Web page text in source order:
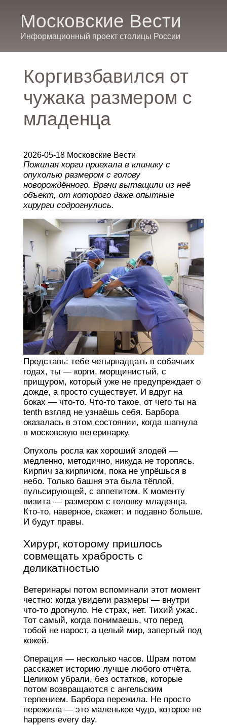
Московские Вести
Информационный проект столицы России
Коргивзбавился от
чужака размером с
младенца
2026-05-18 Московские Вести
Пожилая корги приехала в клинику с
опухолью размером с голову
новорождённого. Врачи вытащили из неё
объект, от которого даже опытные
хирурги содрогнулись.
Представь: тебе четырнадцать в собачьих
годах, ты — корги, морщинистый, с
прищуром, который уже не предупреждает о
дожде, а просто существует. И вдруг на
боках — что-то. Что-то такое, от чего ты на
tenth взгляд не узнаёшь себя. Барбора
оказалась в этом состоянии, когда шагнула
в московскую ветеринарку.
Опухоль росла как хороший злодей —
медленно, методично, никуда не торопясь.
Кирпич за кирпичом, пока не упрёшься в
небо. Только башня эта была тёплой,
пульсирующей, с аппетитом. К моменту
визита — размером с головку младенца.
Кто-то, наверное, скажет: и подавно больше.
И будут правы.
Хирург, которому пришлось
совмещать храбрость с
деликатностью
Ветеринары потом вспоминали этот момент
честно: когда увидели размеры — внутри
что-то дрогнуло. Не страх, нет. Тихий ужас.
Тот самый, когда понимаешь, что перед
тобой не нарост, а целый мир, запертый под
кожей.
Операция — несколько часов. Шрам потом
расскажет историю лучше любого отчёта.
Целиком убрали, без остатков, которые
потом возвращаются с ангельским
терпением. Барбора пережила. Не просто
пережила — это маленькое чудо, которое не
happens every day.